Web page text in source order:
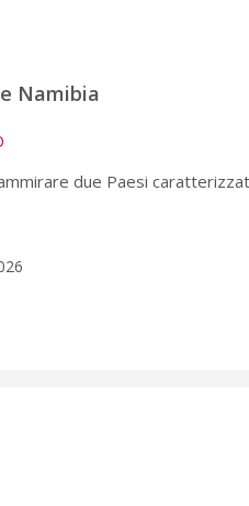
Namibia
due Paesi